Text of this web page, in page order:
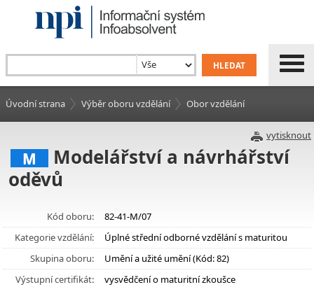
Úvodní strana Výběr oboru vzdělání Obor vzdělání
vytisknout
M
Modelářství a návrhářství
oděvů
Kód oboru:
82-41-M/07
Kategorie vzdělání:
Úplné střední odborné vzdělání s maturitou
Skupina oboru:
Umění a užité umění (Kód: 82)
Výstupní certifikát:
vysvědčení o maturitní zkoušce